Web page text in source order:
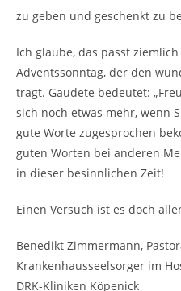
zu geben und geschenkt zu
Ich glaube, das passt
Adventssonntag, der den
trägt. Gaudete bedeutet:
sich noch etwas mehr, wenn
gute Worte zugesprochen
guten Worten bei anderen
in dieser besinnlichen Zeit!
Einen Versuch ist es doch
Benedikt Zimmermann,
Krankenhausseelsorger im
DRK-Kliniken Köpenick